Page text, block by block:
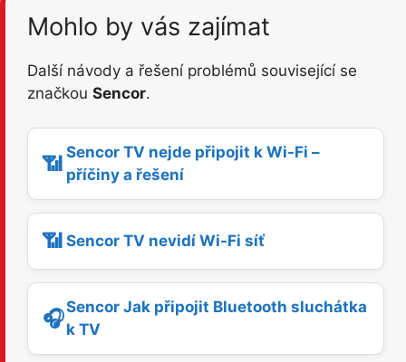
Mohlo by vás zajímat
Další návody a řešení problémů související se
značkou Sencor.
📶 Sencor TV nejde připojit k Wi-Fi –
příčiny a řešení
📶 Sencor TV nevidí Wi-Fi síť
🎧Sencor Jak připojit Bluetooth sluchátka
k TV